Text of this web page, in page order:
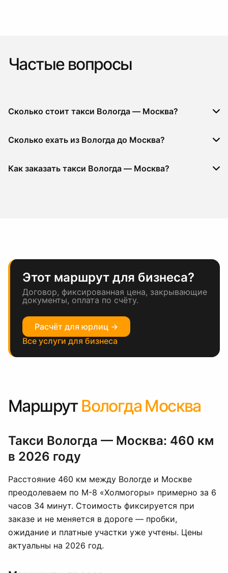
Частые вопросы
Сколько стоит такси Вологда — Москва?
Сколько ехать из Вологда до Москва?
Как заказать такси Вологда — Москва?
Этот маршрут для бизнеса?
Договор, фиксированная цена, закрывающие
документы, оплата по счёту.
Расчёт для юрлиц →
Все услуги для бизнеса
Маршрут Вологда Москва
Такси Вологда — Москва: 460 км
в 2026 году
Расстояние 460 км между Вологде и Москве
преодолеваем по М-8 «Холмогоры» примерно за 6
часов 34 минут. Стоимость фиксируется при
заказе и не меняется в дороге — пробки,
ожидание и платные участки уже учтены. Цены
актуальны на 2026 год.